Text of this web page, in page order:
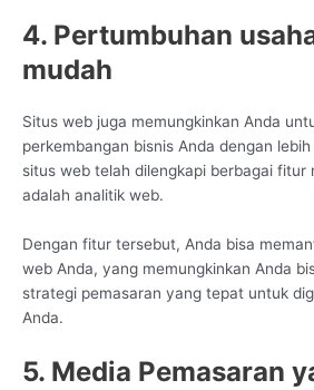
4. Pertumbuhan
mudah
Situs web juga memungkinkan Anda
perkembangan bisnis Anda dengan
situs web telah dilengkapi berbagai fitur
adalah analitik web.
Dengan fitur tersebut, Anda bisa
web Anda, yang memungkinkan Anda
strategi pemasaran yang tepat untuk
Anda.
5. Media Pemasaran